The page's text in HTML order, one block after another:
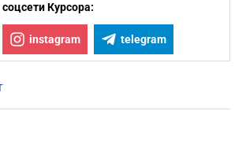
Курсора:
instagram telegram